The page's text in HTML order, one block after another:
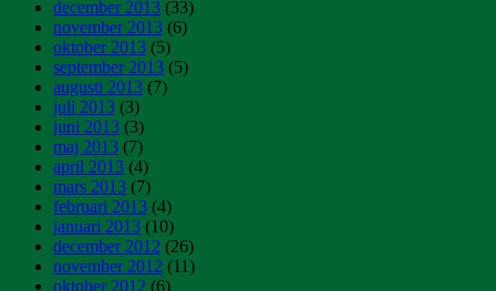
december 2013 (33)
november 2013 (6)
oktober 2013 (5)
september 2013 (5)
augusti 2013 (7)
juli 2013 (3)
juni 2013 (3)
maj 2013 (7)
april 2013 (4)
mars 2013 (7)
februari 2013 (4)
januari 2013 (10)
december 2012 (26)
november 2012 (11)
oktober 2012 (6)